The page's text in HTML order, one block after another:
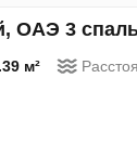
ОАЭ 3
м²